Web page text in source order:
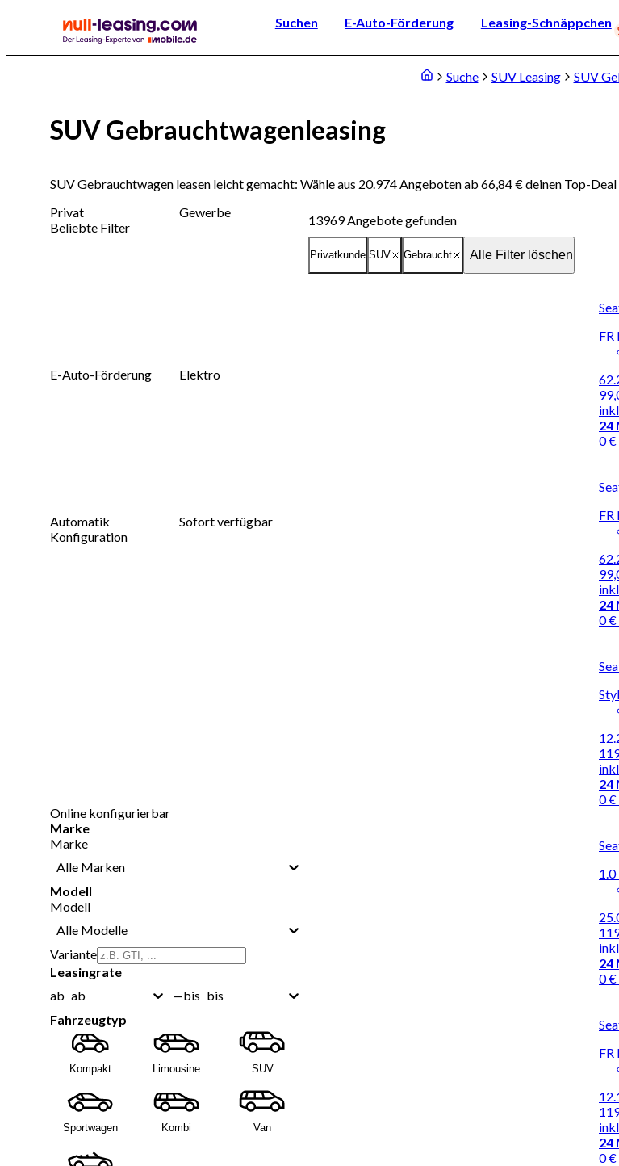
Suchen E-Auto-Förderung Leasing-Schnäppchen
Suche SUV Leasing SUV
SUV Gebrauchtwagenleasing
SUV Gebrauchtwagen leasen leicht gemacht: Wähle aus 20.974 Angeboten ab 66,84 € deinen Top-Deal
Privat
Gewerbe
Beliebte Filter
E-Auto-Förderung Elektro
Automatik
Sofort verfügbar
Konfiguration
Online konfigurierbar
Marke
Marke
Alle Marken
Modell
Modell
Alle Modelle
Variante
Leasingrate
ab ab —bis bis
Fahrzeugtyp
Kompakt Limousine SUV
Sportwagen Kombi Van
13969Angebote gefunden
Privatkunde SUV Gebraucht Alle Filter löschen
FR
24
0 €
FR
24
0 €
24
0 €
1.0
24
0 €
FR
24
0 €